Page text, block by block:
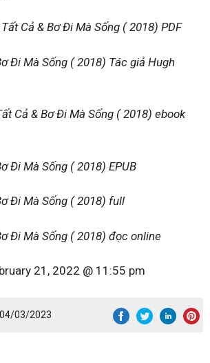
Cả & Bơ Đi Mà Sống ( 2018) PDF
Đi Mà Sống ( 2018) Tác giả Hugh
Cả & Bơ Đi Mà Sống ( 2018) ebook
Đi Mà Sống ( 2018) EPUB
Đi Mà Sống ( 2018) full
Đi Mà Sống ( 2018) đọc online
21, 2022 @ 11:55 pm
03/2023